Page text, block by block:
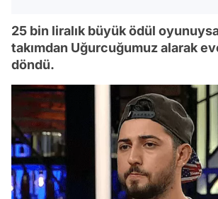
25 bin liralık büyük ödül oyunuysa
takımdan Uğurcuğumuz alarak
döndü.